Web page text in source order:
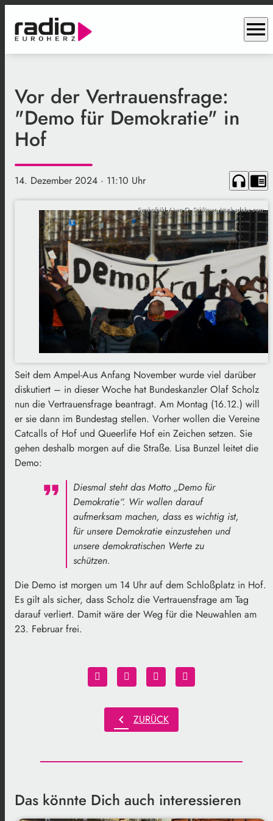
menu
Vor der Vertrauensfrage:
"Demo für Demokratie" in
Hof
14. Dezember 2024 · 11:10 Uhr headphones chrome_reader_mode
Symbolbild / Iven O. Schlösser /stock.adobe.com
Seit dem Ampel-Aus Anfang November wurde viel darüber
diskutiert – in dieser Woche hat Bundeskanzler Olaf Scholz
nun die Vertrauensfrage beantragt. Am Montag (16.12.) will
er sie dann im Bundestag stellen. Vorher wollen die Vereine
Catcalls of Hof und Queerlife Hof ein Zeichen setzen. Sie
gehen deshalb morgen auf die Straße. Lisa Bunzel leitet die
Demo:
Diesmal steht das Motto „Demo für
Demokratie“. Wir wollen darauf
aufmerksam machen, dass es wichtig ist,
für unsere Demokratie einzustehen und
unsere demokratischen Werte zu
schützen.
Die Demo ist morgen um 14 Uhr auf dem Schloßplatz in Hof.
Es gilt als sicher, dass Scholz die Vertrauensfrage am Tag
darauf verliert. Damit wäre der Weg für die Neuwahlen am
23. Februar frei.
chevron_left ZURÜCK
Das könnte Dich auch interessieren